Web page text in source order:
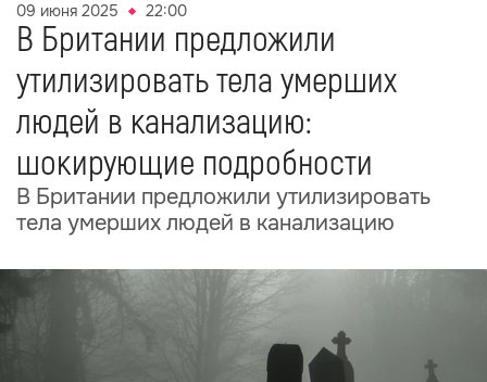
09 июня 2025 22:00
В Британии предложили
утилизировать тела умерших
людей в канализацию:
шокирующие подробности
В Британии предложили утилизировать
тела умерших людей в канализацию